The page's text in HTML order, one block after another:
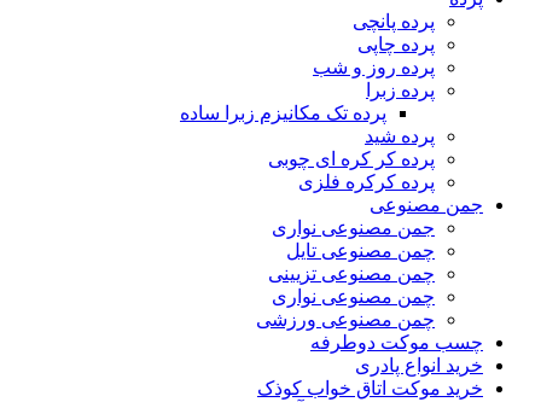
پرده پانچی
پرده چاپی
پرده روز و شب
پرده زبرا
پرده تک مکانیزم زبرا ساده
پرده شید
پرده کر کره ای چوبی
پرده کرکره فلزی
جمن مصنوعی
جمن مصنوعی نواری
چمن مصنوعی تایل
چمن مصنوعی تزیینی
چمن مصنوعی نواری
چمن مصنوعی ورزشی
چسب موکت دوطرفه
خرید انواع پادری
خرید موکت اتاق خواب کوذک